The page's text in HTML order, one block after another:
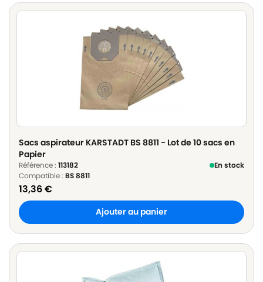
Sacs aspirateur KARSTADT BS 8811 - Lot de 10 sacs en
Papier
Référence : 113182
En stock
Compatible : BS 8811
13,36€
Ajouter au panier